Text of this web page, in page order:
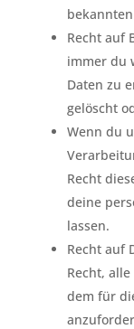
Recht auf
immer du
Daten zu
gelöscht
Wenn du
Recht
deine
lassen.
Recht auf
Recht,
dem für